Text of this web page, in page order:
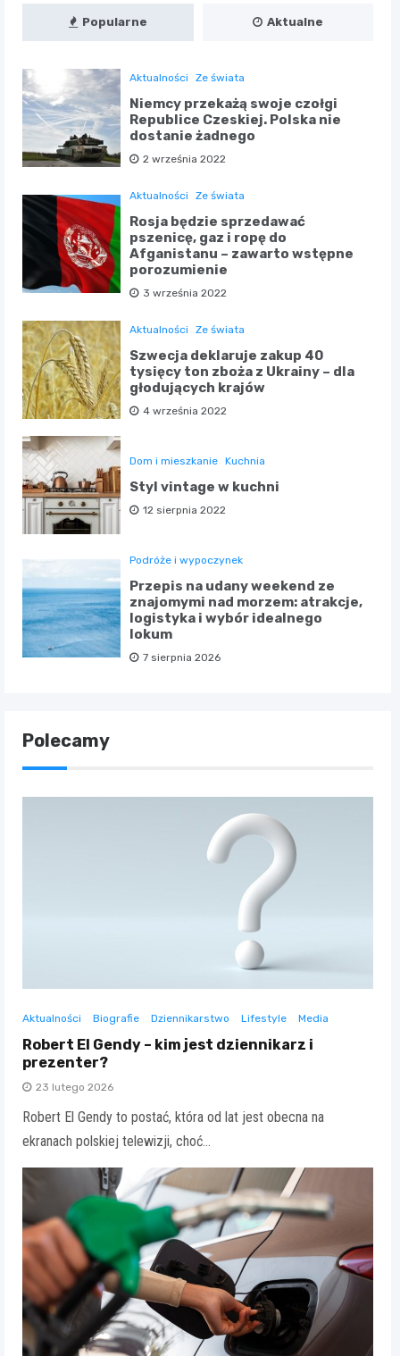
Popularne Aktualne
Aktualności Ze świata
Niemcy przekażą swoje czołgi
Republice Czeskiej. Polska nie
dostanie żadnego
2 września 2022
Aktualności Ze świata
Rosja będzie sprzedawać
pszenicę, gaz i ropę do
Afganistanu – zawarto wstępne
porozumienie
3 września 2022
Aktualności Ze świata
Szwecja deklaruje zakup 40
tysięcy ton zboża z Ukrainy – dla
głodujących krajów
4 września 2022
Dom i mieszkanie Kuchnia
Styl vintage w kuchni
12 sierpnia 2022
Podróże i wypoczynek
Przepis na udany weekend ze
znajomymi nad morzem: atrakcje,
logistyka i wybór idealnego
lokum
7 sierpnia 2026
Polecamy
Aktualności Biografie Dziennikarstwo Lifestyle Media
Robert El Gendy – kim jest dziennikarz i
prezenter?
23 lutego 2026
Robert El Gendy to postać, która od lat jest obecna na
ekranach polskiej telewizji, choć…